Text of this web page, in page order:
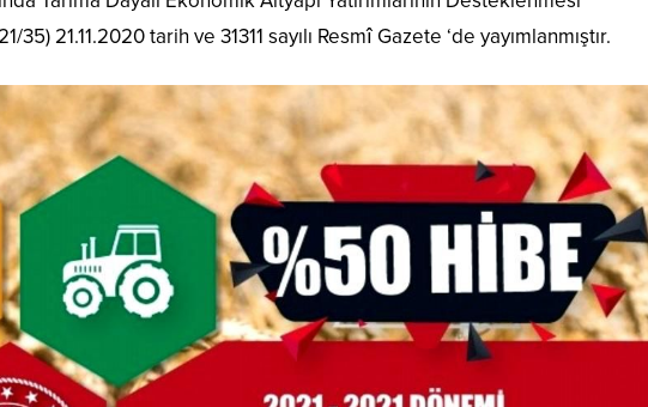
21.11.2020 tarih ve 31311 sayılı Resmî Gazete ‘de yayımlanmıştır.